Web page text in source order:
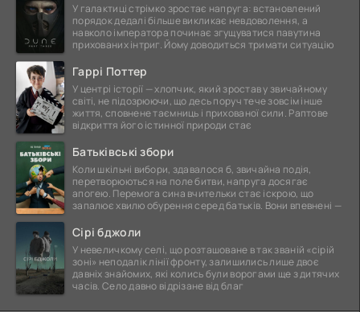
У галактиці стрімко зростає напруга: встановлений
порядок дедалі більше викликає невдоволення, а
навколо імператора починає згущуватися павутина
прихованих інтриг. Йому доводиться тримати ситуацію
Гаррі Поттер
У центрі історії — хлопчик, який зростав у звичайному
світі, не підозрюючи, що десь поруч тече зовсім інше
життя, сповнене таємниць і прихованої сили. Раптове
відкриття його істинної природи стає
Батьківські збори
Коли шкільні вибори, здавалося б, звичайна подія,
перетворюються на поле битви, напруга досягає
апогею. Перемога сина вчительки стає іскрою, що
запалює хвилю обурення серед батьків. Вони впевнені —
Сірі бджоли
У невеличкому селі, що розташоване в так званій «сірій
зоні» неподалік лінії фронту, залишились лише двоє
давніх знайомих, які колись були ворогами ще з дитячих
часів. Село давно відрізане від благ